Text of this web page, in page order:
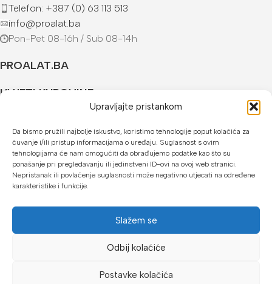
Upravljajte pristankom
Da bismo pružili najbolje iskustvo, koristimo tehnologije poput kolačića za
čuvanje i/ili pristup informacijama o uređaju. Suglasnost s ovim
tehnologijama će nam omogućiti da obrađujemo podatke kao što su
ponašanje pri pregledavanju ili jedinstveni ID-ovi na ovoj web stranici.
Nepristanak ili povlačenje suglasnosti može negativno utjecati na određene
karakteristike i funkcije.
Slažem se
Odbij kolaćiće
Postavke kolačića
Telefon: +387 (0) 63 113 513
info@proalat.ba
Pon-Pet 08-16h / Sub 08-14h
PROALAT.BA
UVJETI KUPOVINE
U našoj web trgovini možete platiti:
Kreditnim karticama jednokratno ili do 24 rate
Općom uplatnicom, virmanom, internet bankarstvom
Gotovinom prilikom preuzimanja
Mikrofin do 18 rata
Copyright © 2026 Proalat.ba